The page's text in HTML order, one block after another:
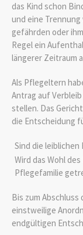
das Kind schon
und eine
gefährden oder
Regel ein
längerer Zeitraum
Als Pflegeltern
Antrag auf
stellen. Das
die Entscheidung
Sind die leiblichen
Wird das Wohl
Pflegefamilie
Bis zum Abschluss
einstweilige
endgültigen